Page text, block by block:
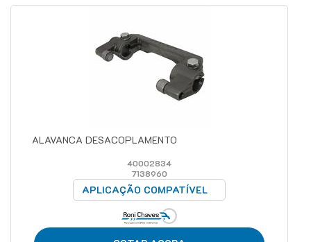
ALAVANCA DESACOPLAMENTO
40002834
7138960
APLICAÇÃO COMPATÍVEL